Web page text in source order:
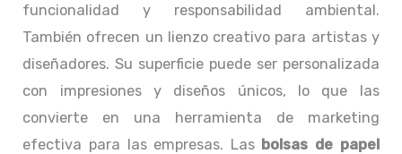
funcionalidad y responsabilidad ambiental.
También ofrecen un lienzo creativo para artistas y
diseñadores. Su superficie puede ser personalizada
con impresiones y diseños únicos, lo que las
convierte en una herramienta de marketing
efectiva para las empresas. Las bolsas de papel